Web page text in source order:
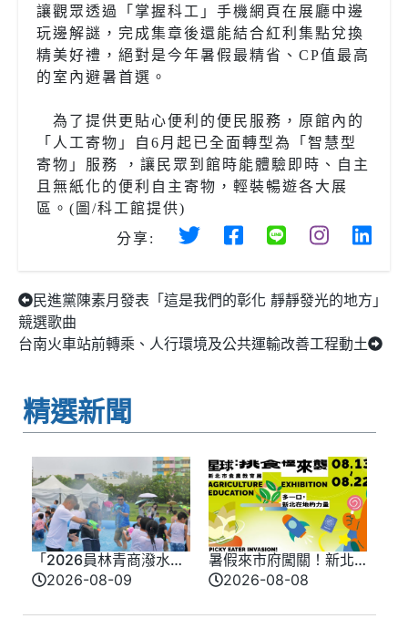
讓觀眾透過「掌握科工」手機網頁在展廳中邊
玩邊解謎，完成集章後還能結合紅利集點兌換
精美好禮，絕對是今年暑假最精省、CP值最高
的室內避暑首選。
為了提供更貼心便利的便民服務，原館內的
「人工寄物」自6月起已全面轉型為「智慧型
寄物」服務 ，讓民眾到館時能體驗即時、自主
且無紙化的便利自主寄物，輕裝暢遊各大展
區。(圖/科工館提供)
分享:
民進黨陳素月發表「這是我們的彰化 靜靜發光的地方」
競選歌曲
台南火車站前轉乘、人行環境及公共運輸改善工程動土
精選新聞
「2026員林青商潑水
節」 大小朋友打水仗 玩
2026-08-09
暑假來市府闖關！新北
味覺星球8/13登場 8/10
2026-08-08